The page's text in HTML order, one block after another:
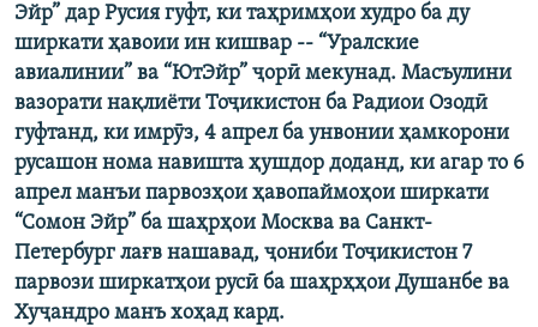
Эйр” дар Русия гуфт, ки таҳримҳои худро ба ду
ширкати ҳавоии ин кишвар -- “Уралские
авиалинии” ва “ЮтЭйр” ҷорӣ мекунад. Масъулини
вазорати нақлиёти Тоҷикистон ба Радиои Озодӣ
гуфтанд, ки имрӯз, 4 апрел ба унвонии ҳамкорони
русашон нома навишта ҳушдор доданд, ки агар то 6
апрел манъи парвозҳои ҳавопаймоҳои ширкати
“Сомон Эйр” ба шаҳрҳои Москва ва Санкт-
Петербург лағв нашавад, ҷониби Тоҷикистон 7
парвози ширкатҳои русӣ ба шаҳрҳҳои Душанбе ва
Хуҷандро манъ хоҳад кард.